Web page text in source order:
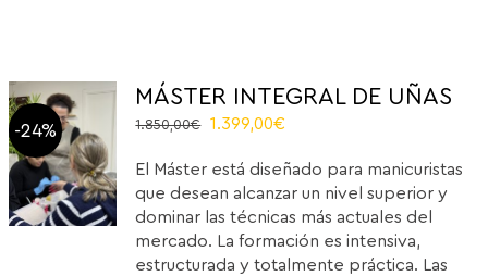
-24%
MÁSTER INTEGRAL DE UÑAS
1.850,00€
El
original
era:
1.850,00€.
1.399,00€
actual
es:
1.399,00€.
El Máster está diseñado para manicuristas
que desean alcanzar un nivel superior y
dominar las técnicas más actuales del
mercado. La formación es intensiva,
estructurada y totalmente práctica. Las